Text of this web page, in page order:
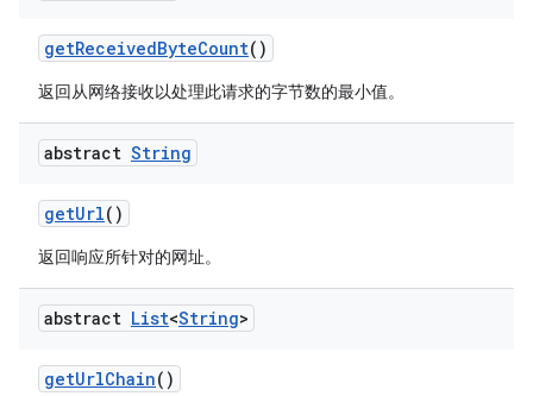
getReceivedByteCount()
返回从网络接收以处理此请求的字节数的最小值。
abstract String
getUrl()
返回响应所针对的网址。
abstract List<String>
getUrlChain()